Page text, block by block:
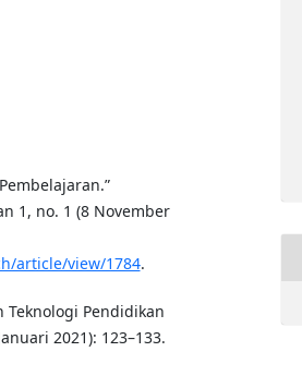
1, no. 1 (8 November
article/view/1784.
Teknologi Pendidikan
2021): 123–133.